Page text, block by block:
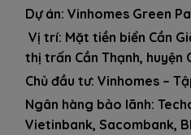
Dự án: Vinhomes Green
Vị trí: Mặt tiền biển Cần
thị trấn Cần Thạnh, huyện
Chủ đầu tư: Vinhomes –
Ngân hàng bảo lãnh:
Vietinbank, Sacombank,